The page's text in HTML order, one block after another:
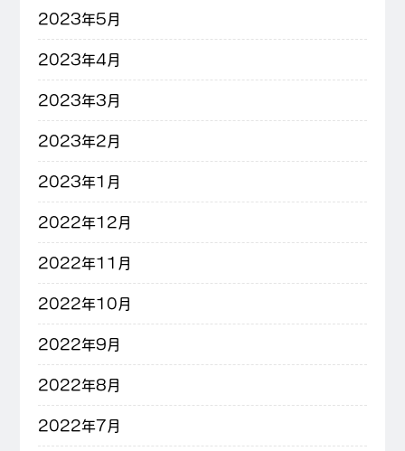
2023年5月
2023年4月
2023年3月
2023年2月
2023年1月
2022年12月
2022年11月
2022年10月
2022年9月
2022年8月
2022年7月